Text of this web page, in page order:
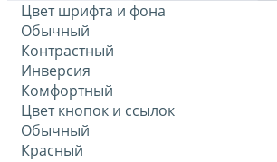
Цвет шрифта и фона
Обычный
Контрастный
Инверсия
Комфортный
Цвет кнопок и ссылок
Обычный
Красный